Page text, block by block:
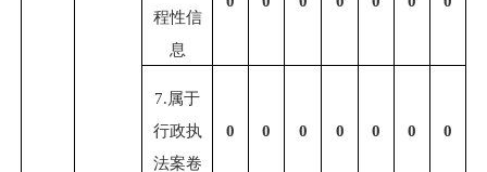
程性信
息
7.属于
行政执
法案卷
0 0 0 0 0 0 0